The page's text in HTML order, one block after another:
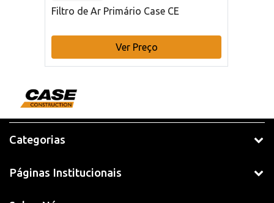
Filtro de Ar Primário Case CE
Ver Preço
Categorias
Páginas Institucionais